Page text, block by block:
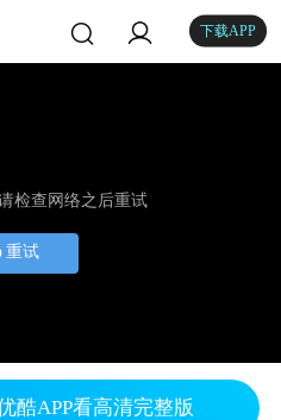
下载APP
检查网络之后重试
重试
酷APP看高清完整版